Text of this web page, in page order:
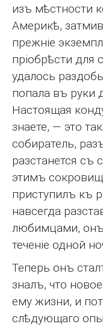
изъ мѣстности
Америкѣ,
прежніе
пріобрѣсти для
удалось
попала въ руки
Настоящая
знаете, — это
собиратель,
разстанется съ
этимъ
приступилъ къ
навсегда
любимцами,
теченіе одной
Теперь онъ
зналъ, что
ему жизни, и
слѣдующаго